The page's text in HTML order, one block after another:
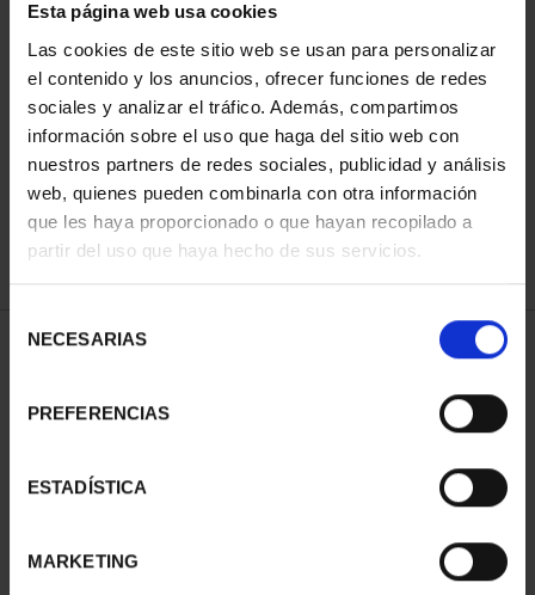
Esta página web usa cookies
Las cookies de este sitio web se usan para personalizar
el contenido y los anuncios, ofrecer funciones de redes
sociales y analizar el tráfico. Además, compartimos
información sobre el uso que haga del sitio web con
nuestros partners de redes sociales, publicidad y análisis
web, quienes pueden combinarla con otra información
que les haya proporcionado o que hayan recopilado a
partir del uso que haya hecho de sus servicios.
NECESARIAS
PREFERENCIAS
ESTADÍSTICA
MARKETING
ORDENAR POR:
REFINAR
2 Productos encontrados